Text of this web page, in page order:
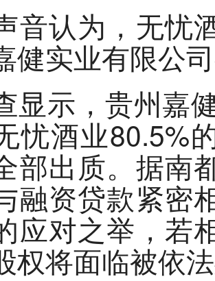
音认为，无忧
健实业有限公
显示，贵州嘉
忧酒业80.5%
部出质。据南
融资贷款紧密
应对之举，若
权将面临被依